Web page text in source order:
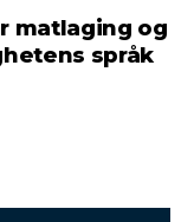
matlaging og
språk